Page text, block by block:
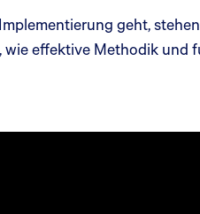
geht,
effektive Methodik